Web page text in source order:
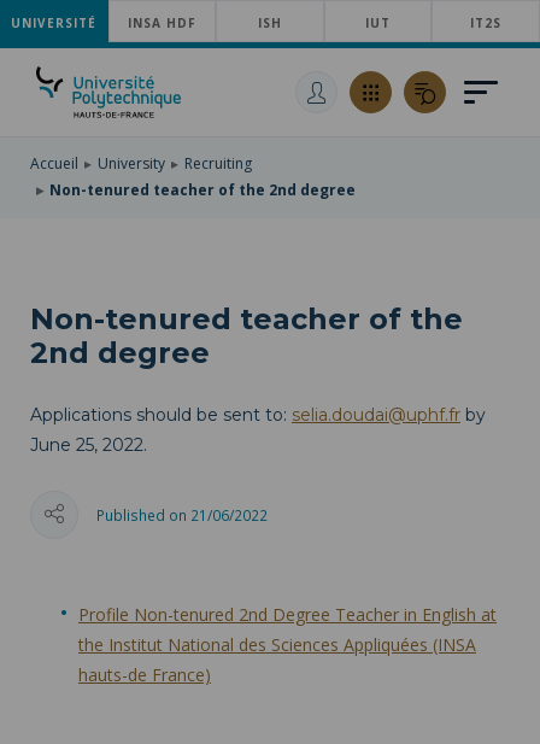
SKIP
TO
MAIN
NAVIGATION
SKIP
TO
SKIP
UNIVERSITÉ INSA HDF ISH IUT IT2S
Accueil University
Recruiting
Non-tenured teacher of the 2nd degree
Non-tenured teacher of the
2nd degree
Applications should be sent to: selia.doudai@uphf.fr by
June 25, 2022.
Published on 21/06/2022
Profile Non-tenured 2nd Degree Teacher in English at
the Institut National des Sciences Appliquées (INSA
hauts-de France)